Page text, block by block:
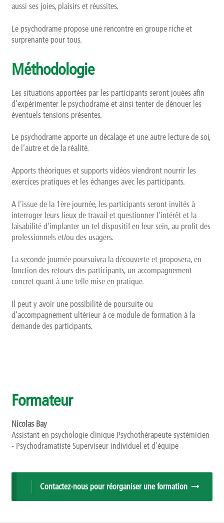
aussi ses joies, plaisirs et réussites.
Le psychodrame propose une rencontre en groupe riche et
surprenante pour tous.
Méthodologie
Les situations apportées par les participants seront jouées afin
d’expérimenter le psychodrame et ainsi tenter de dénouer les
éventuels tensions présentes.
Le psychodrame apporte un décalage et une autre lecture de soi,
de l’autre et de la réalité.
Apports théoriques et supports vidéos viendront nourrir les
exercices pratiques et les échanges avec les participants.
A l’issue de la 1ère journée, les participants seront invités à
interroger leurs lieux de travail et questionner l’intérêt et la
faisabilité d’implanter un tel dispositif en leur sein, au profit des
professionnels et/ou des usagers.
La seconde journée poursuivra la découverte et proposera, en
fonction des retours des participants, un accompagnement
concret quant à une telle mise en pratique.
Il peut y avoir une possibilité de poursuite ou
d’accompagnement ultérieur à ce module de formation à la
demande des participants.
Formateur
Nicolas Bay
Assistant en psychologie clinique Psychothérapeute systémicien
- Psychodramatiste Superviseur individuel et d'équipe
Contactez-nous pour réorganiser une formation